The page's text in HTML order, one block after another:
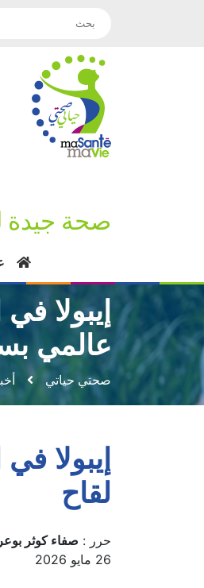
صحة جيدة
إيبولا
عالمي
صحتي حياتي
إيبولا
لقاح
حرر :صفاء كوثر